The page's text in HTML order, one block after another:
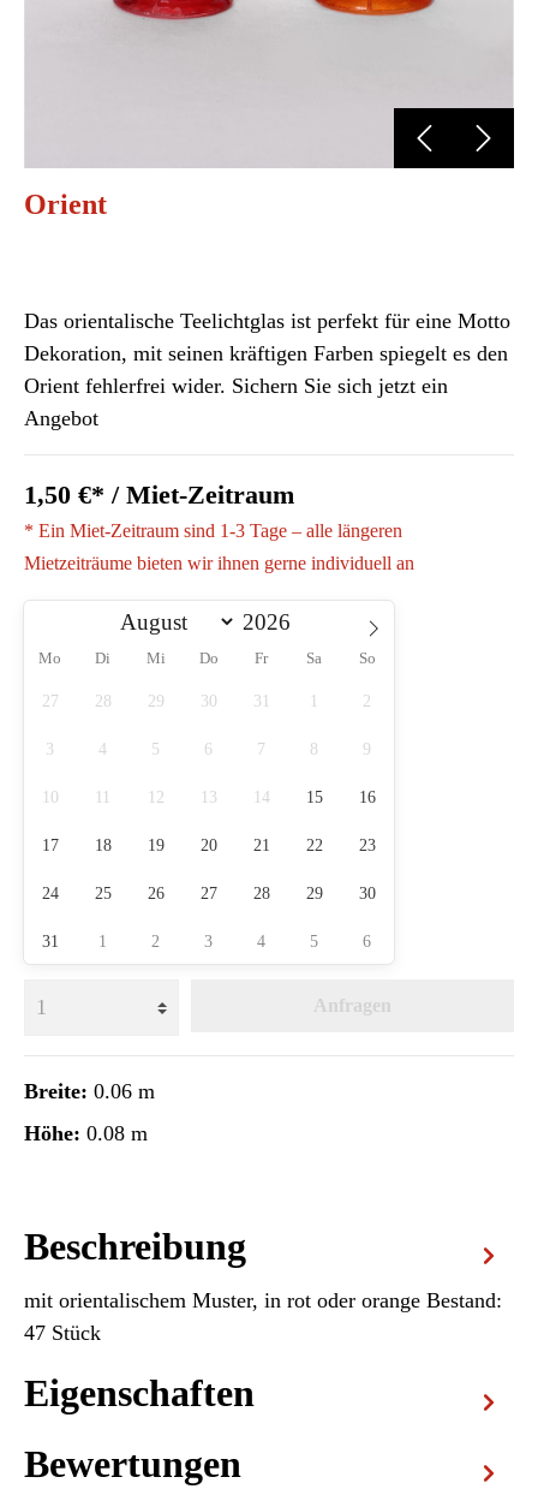
Orient
Das orientalische Teelichtglas ist perfekt für eine Motto
Dekoration, mit seinen kräftigen Farben spiegelt es den
Orient fehlerfrei wider. Sichern Sie sich jetzt ein
Angebot
1,50 €* / Miet-Zeitraum
* Ein Miet-Zeitraum sind 1-3 Tage – alle längeren
Mietzeiträume bieten wir ihnen gerne individuell an
Mo Di Mi Do Fr Sa So
27 28 29 30 31 2
3 4 5 6 7 8 9
10 12 13 14 15 16
17 18 19 20 21 22 23
24 25 26 27 28 29 30
31 1 2 3 4 5 6
Anfragen
Breite: 0.06 m
Höhe: 0.08 m
Beschreibung
mit orientalischem Muster, in rot oder orange Bestand:
47 Stück
Eigenschaften
Bewertungen